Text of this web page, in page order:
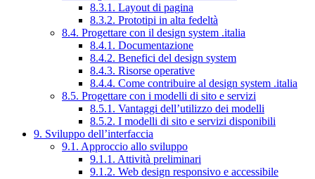
8.3.1. Layout di pagina
8.3.2. Prototipi in alta fedeltà
8.4. Progettare con il design system .italia
8.4.1. Documentazione
8.4.2. Benefici del design system
8.4.3. Risorse operative
8.4.4. Come contribuire al design system .italia
8.5. Progettare con i modelli di sito e servizi
8.5.1. Vantaggi dell’utilizzo dei modelli
8.5.2. I modelli di sito e servizi disponibili
9. Sviluppo dell’interfaccia
9.1. Approccio allo sviluppo
9.1.1. Attività preliminari
9.1.2. Web design responsivo e accessibile